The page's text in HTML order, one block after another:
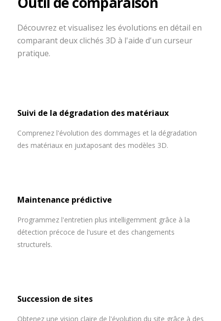
Découvrez et visualisez les évolutions en détail en
comparant deux clichés 3D à l'aide d'un curseur
pratique.
Suivi de la dégradation des matériaux
Comprenez l'évolution des dommages et la dégradation
des matériaux en juxtaposant des modèles 3D.
Maintenance prédictive
Programmez l'entretien plus intelligemment grâce à la
détection précoce de l'usure et des changements
structurels.
Succession de sites
Obtenez une vision claire de l'évolution du site grâce à des